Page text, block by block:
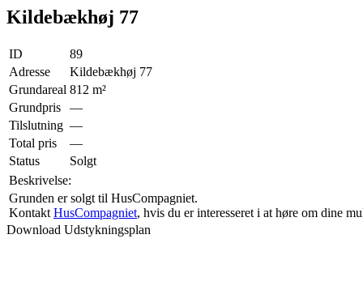
Kildebækhøj 77
ID
89
Adresse
Kildebækhøj 77
Grundareal 812 m²
Grundpris
—
Tilslutning —
Total pris
—
Status
Solgt
Beskrivelse:
Grunden er solgt til HusCompagniet.
Kontakt HusCompagniet, hvis du er interesseret i at høre om dine
Download Udstykningsplan